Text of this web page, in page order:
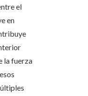
el
en
la fuerza